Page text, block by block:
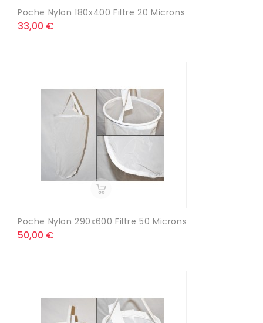
Poche Nylon 180x400 Filtre 20 Microns
33,00 €
Poche Nylon 290x600 Filtre 50 Microns
50,00 €